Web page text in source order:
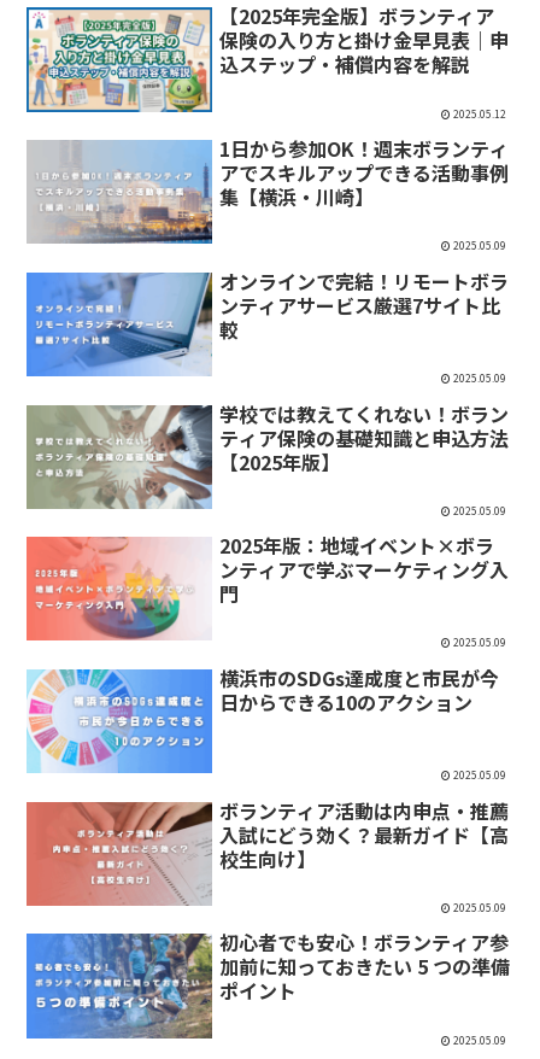
【2025年完全版】ボランティア
保険の入り方と掛け金早見表｜申
込ステップ・補償内容を解説
2025.05.12
1日から参加OK！週末ボランティ
アでスキルアップできる活動事例
集【横浜・川崎】
2025.05.09
オンラインで完結！リモートボラ
ンティアサービス厳選7サイト比
較
2025.05.09
学校では教えてくれない！ボラン
ティア保険の基礎知識と申込方法
【2025年版】
2025.05.09
2025年版：地域イベント×ボラ
ンティアで学ぶマーケティング入
門
2025.05.09
横浜市のSDGs達成度と市民が今
日からできる10のアクション
2025.05.09
ボランティア活動は内申点・推薦
入試にどう効く？最新ガイド【高
校生向け】
2025.05.09
初心者でも安心！ボランティア参
加前に知っておきたい 5 つの準備
ポイント
2025.05.09